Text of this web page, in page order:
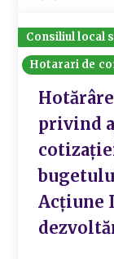
Consiliul local
Hotarari de
privind
Acțiune